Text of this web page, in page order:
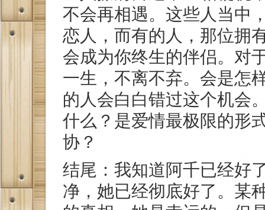
不会再相遇。这些人当中
恋人，而有的人，那位拥
会成为你终生的伴侣。对
一生，不离不弃。会是怎
的人会白白错过这个机会
什么？是爱情最极限的形
协？
结尾：我知道阿千已经好
净，她已经彻底好了。某